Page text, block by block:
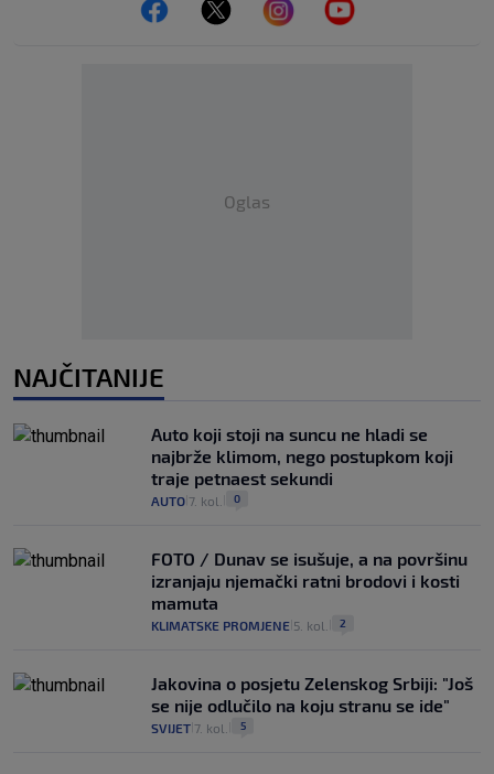
Oglas
NAJČITANIJE
Auto koji stoji na suncu ne hladi se
najbrže klimom, nego postupkom koji
traje petnaest sekundi
AUTO 7. kol. 0
FOTO / Dunav se isušuje, a na površinu
izranjaju njemački ratni brodovi i kosti
mamuta
KLIMATSKE PROMJENE 5. kol. 2
Jakovina o posjetu Zelenskog Srbiji: "Još
se nije odlučilo na koju stranu se ide"
SVIJET 7. kol. 5